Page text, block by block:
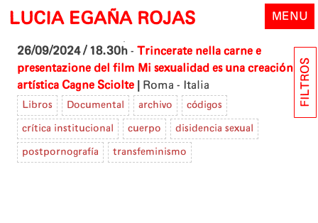
Skip
content
LUCIA EGAÑA ROJAS MENU
26/09/2024 / 18.30h - Trincerate nella carne e
presentazione del film Mi sexualidad es una creación
artística Cagne Sciolte Roma - Italia
Libros Documental archivo códigos
crítica institucional cuerpo disidencia sexual
postpornografía transfeminismo
FILTROS